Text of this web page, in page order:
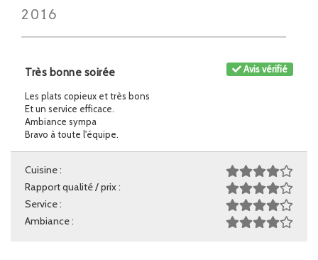
2016
Avis vérifié
Très bonne soirée
Les plats copieux et très bons
Et un service efficace.
Ambiance sympa
Bravo à toute l'équipe.
Cuisine :
Rapport qualité / prix :
Service :
Ambiance :